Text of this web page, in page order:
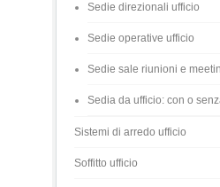
Sedie direzionali ufficio
Sedie operative ufficio
Sedie sale riunioni e
Sedia da ufficio: con o
Sistemi di arredo ufficio
Soffitto ufficio